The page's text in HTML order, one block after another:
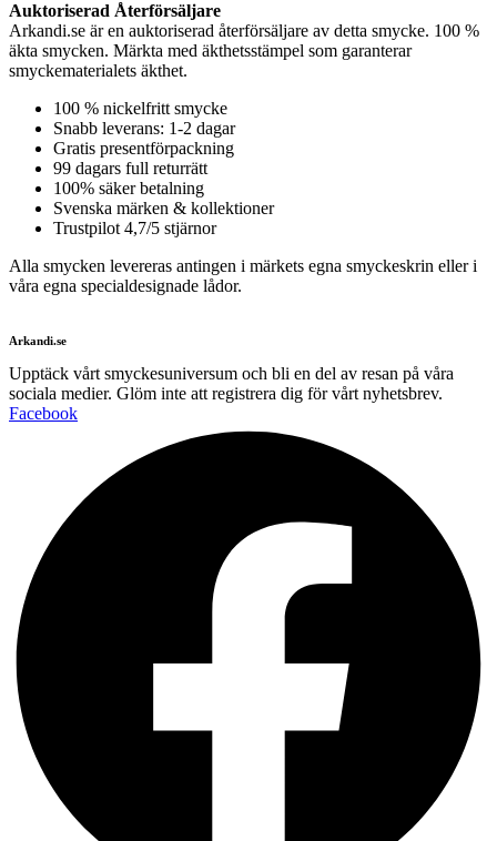
Auktoriserad Återförsäljare
Arkandi.se är en auktoriserad återförsäljare av detta smycke. 100 %
äkta smycken. Märkta med äkthetsstämpel som garanterar
smyckematerialets äkthet.
100 % nickelfritt smycke
Snabb leverans: 1-2 dagar
Gratis presentförpackning
99 dagars full returrätt
100% säker betalning
Svenska märken & kollektioner
Trustpilot 4,7/5 stjärnor
Alla smycken levereras antingen i märkets egna smyckeskrin eller i
våra egna specialdesignade lådor.
Arkandi.se
Upptäck vårt smyckesuniversum och bli en del av resan på våra
sociala medier. Glöm inte att registrera dig för vårt nyhetsbrev.
Facebook